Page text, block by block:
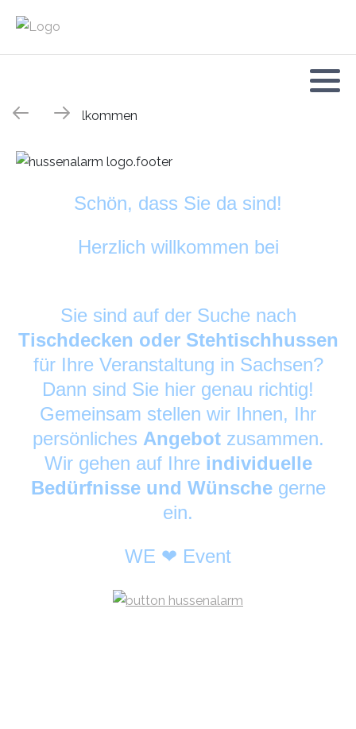
Schön, dass Sie da sind!
Herzlich willkommen bei
Sie sind auf der Suche nach
Tischdecken oder Stehtischhussen
für Ihre Veranstaltung in Sachsen?
Dann sind Sie hier genau richtig!
Gemeinsam stellen wir Ihnen, Ihr
persönliches Angebot zusammen.
Wir gehen auf Ihre individuelle
Bedürfnisse und Wünschegerne
ein.
WE ❤ Event